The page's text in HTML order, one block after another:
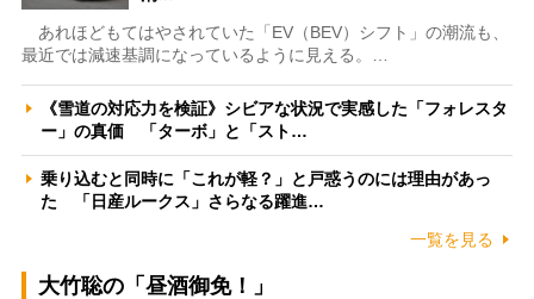
あれほどもてはやされていた「EV（BEV）シフト」の潮流も、
最近では減速基調になっているように見える。…
《雪道の対応力を検証》シビアな状況で実感した「フォレスタ
ー」の真価 「ターボ」と「スト…
乗り込むと同時に「これが軽？」と戸惑うのには理由があっ
た 「日産ルークス」さらなる躍進…
一覧を見る
大竹聡の「昼酒御免！」